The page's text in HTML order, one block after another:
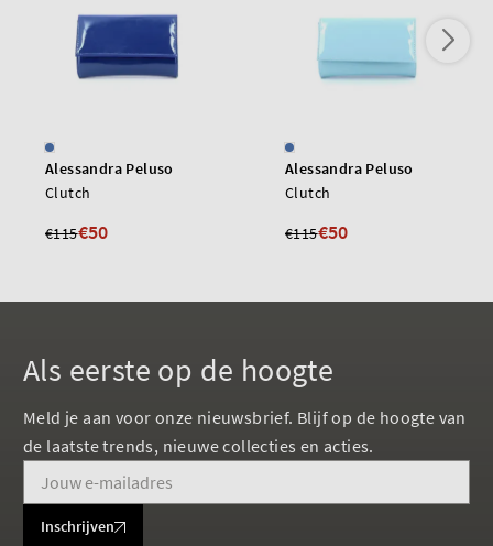
Alessandra Peluso
Clutch
€115€50
Alessandra Peluso
Clutch
€115€50
Als eerste op de hoogte
Meld je aan voor onze nieuwsbrief. Blijf op de hoogte van
de laatste trends, nieuwe collecties en acties.
Inschrijven